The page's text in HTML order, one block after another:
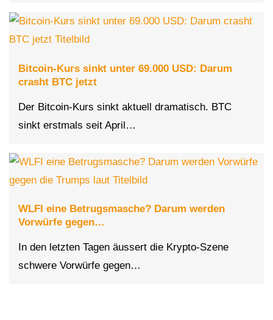
Bitcoin-Kurs sinkt unter 69.000 USD: Darum
crasht BTC jetzt
Der Bitcoin-Kurs sinkt aktuell dramatisch. BTC
sinkt erstmals seit April…
WLFI eine Betrugsmasche? Darum werden
Vorwürfe gegen…
In den letzten Tagen äussert die Krypto-Szene
schwere Vorwürfe gegen…